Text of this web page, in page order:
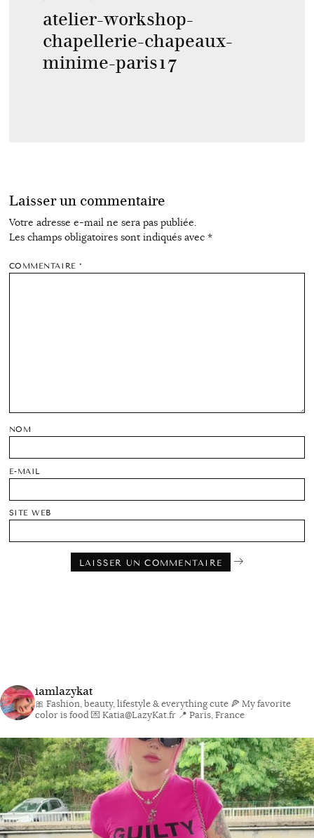
atelier-workshop-
chapellerie-chapeaux-
minime-paris17
Laisser un commentaire
Votre adresse e-mail ne sera pas publiée.
Les champs obligatoires sont indiqués avec *
COMMENTAIRE*
NOM
E-MAIL
SITE WEB
iamlazykat
🎀 Fashion, beauty, lifestyle & everything cute 🍕 My favorite
color is food💌 Katia@LazyKat.fr 📍 Paris, France